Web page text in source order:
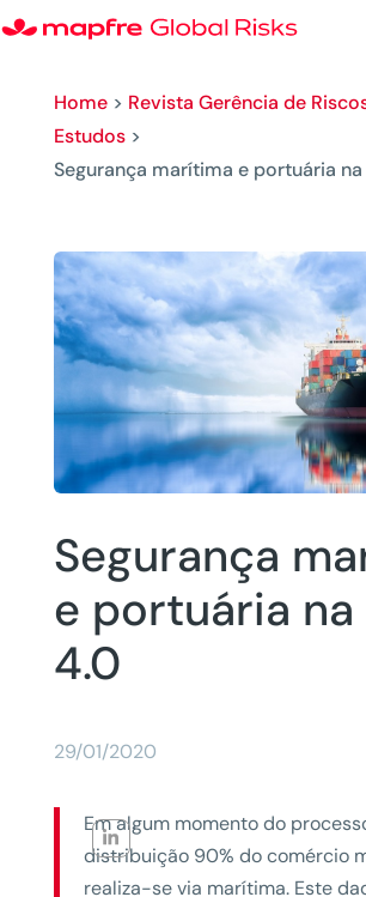
Home> Revista Gerência de
Estudos>
Segurança marítima e portuária na
Segurança
e portuária na
4.0
29/01/2020
Em algum momento do
distribuição 90% do comércio
realiza-se via marítima. Este